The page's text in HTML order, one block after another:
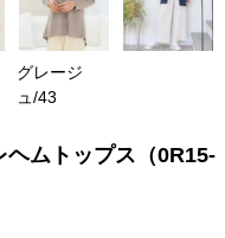
グレージ
ュ/43
ヘムトップス（0R15-